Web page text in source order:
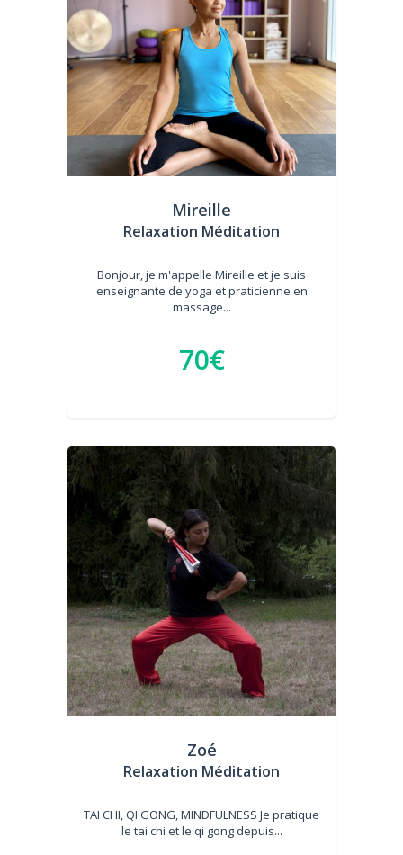
Mireille
Relaxation Méditation
Bonjour, je m'appelle Mireille et je suis
enseignante de yoga et praticienne en
massage...
70€
Zoé
Relaxation Méditation
TAI CHI, QI GONG, MINDFULNESS Je pratique
le tai chi et le qi gong depuis...